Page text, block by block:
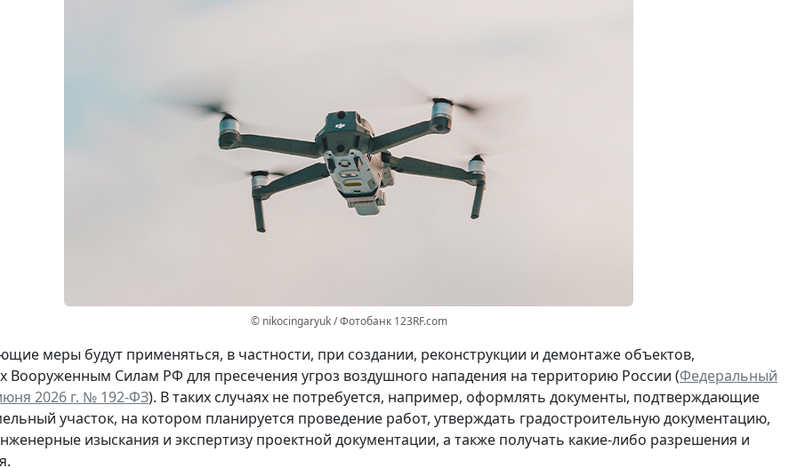
© nikocingaryuk / Фотобанк 123RF.com
меры будут применяться, в частности, при создании, реконструкции и демонтаже объектов,
Вооруженным Силам РФ для пресечения угроз воздушного нападения на территорию России (Федеральный
2026 г. № 192-ФЗ). В таких случаях не потребуется, например, оформлять документы, подтверждающие
участок, на котором планируется проведение работ, утверждать градостроительную документацию,
изыскания и экспертизу проектной документации, а также получать какие-либо разрешения и